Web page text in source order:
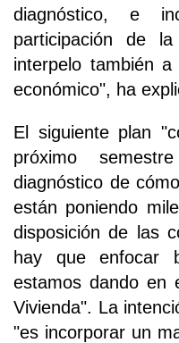
diagnóstico, e
participación de
interpelo también
económico", ha
El siguiente plan
próximo
diagnóstico de
están poniendo
disposición de las
hay que enfocar
estamos dando en
Vivienda". La
"es incorporar un